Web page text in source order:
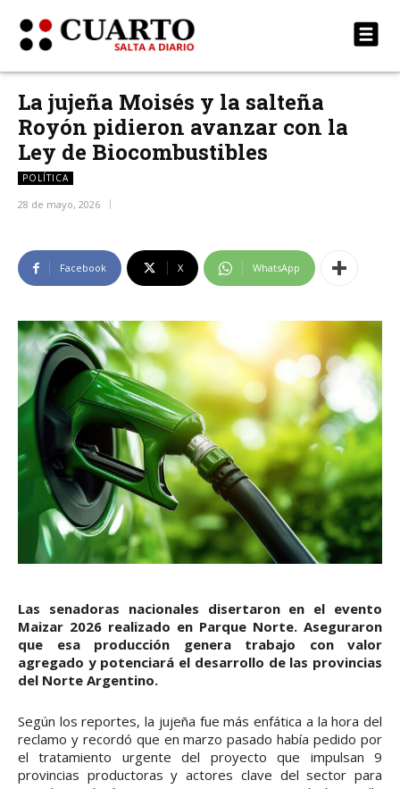
La jujeña Moisés y la salteña
Royón pidieron avanzar con la
Ley de Biocombustibles
POLÍTICA
28 de mayo, 2026
Facebook X WhatsApp
Las senadoras nacionales disertaron en el evento
Maizar 2026 realizado en Parque Norte. Aseguraron
que esa producción genera trabajo con valor
agregado y potenciará el desarrollo de las provincias
del Norte Argentino.
Según los reportes, la jujeña fue más enfática a la hora del
reclamo y recordó que en marzo pasado había pedido por
el tratamiento urgente del proyecto que impulsan 9
provincias productoras y actores clave del sector para